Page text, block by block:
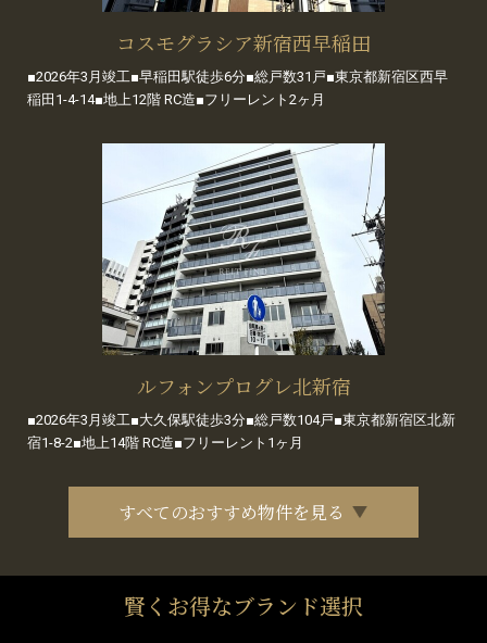
コスモグラシア新宿西早稲田
■2026年3月竣工■早稲田駅徒歩6分■総戸数31戸■東京都新宿区西早
稲田1-4-14■地上12階 RC造■フリーレント2ヶ月
ルフォンプログレ北新宿
■2026年3月竣工■大久保駅徒歩3分■総戸数104戸■東京都新宿区北新
宿1-8-2■地上14階 RC造■フリーレント1ヶ月
すべてのおすすめ物件を見る
賢くお得なブランド選択